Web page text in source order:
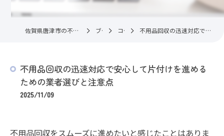
佐賀県唐津市の不用品回収なら片付け代行サービスC.U ブログ コラム 不用品回収の迅速対応で安心して片付けを進めるための業者選びと注意点
不用品回収の迅速対応で安心して片付けを進める
ための業者選びと注意点
2025/11/09
不用品回収をスムーズに進めたいと感じたことはありま